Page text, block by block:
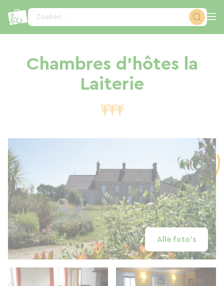
Zoeken...
Chambres d'hôtes la
Laiterie
Alle foto's
Cookies beheer paneel